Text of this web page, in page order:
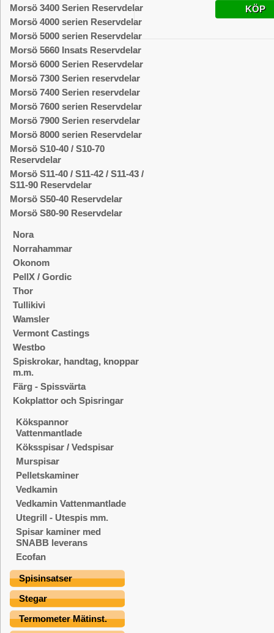
Morsö 3400 Serien Reservdelar
Morsö 4000 serien Reservdelar
Morsö 5000 serien Reservdelar
Morsö 5660 Insats Reservdelar
Morsö 6000 Serien Reservdelar
Morsö 7300 Serien reservdelar
Morsö 7400 Serien reservdelar
Morsö 7600 serien Reservdelar
Morsö 7900 Serien reservdelar
Morsö 8000 serien Reservdelar
Morsö S10-40 / S10-70
Reservdelar
Morsö S11-40 / S11-42 / S11-43 /
S11-90 Reservdelar
Morsö S50-40 Reservdelar
Morsö S80-90 Reservdelar
Nora
Norrahammar
Okonom
PellX / Gordic
Thor
Tullikivi
Wamsler
Vermont Castings
Westbo
Spiskrokar, handtag, knoppar
m.m.
Färg - Spissvärta
Kokplattor och Spisringar
Kökspannor
Vattenmantlade
Köksspisar / Vedspisar
Murspisar
Pelletskaminer
Vedkamin
Vedkamin Vattenmantlade
Utegrill - Utespis mm.
Spisar kaminer med
SNABB leverans
Ecofan
Spisinsatser
Stegar
Termometer Mätinst.
KÖP